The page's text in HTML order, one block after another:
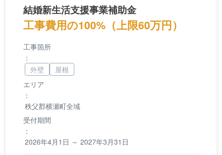
結婚新生活支援事業補助金
工事費用の100%（上限60万円）
エリア
：
秩父郡横瀬町全域
受付期間
：
2026年4月1日 ～ 2027年3月31日
工事箇所
：
外壁
屋根